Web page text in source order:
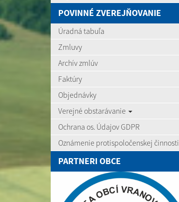
POVINNÉ ZVEREJŇOVANIE
Úradná tabuľa
Zmluvy
Archív zmlúv
Faktúry
Objednávky
Verejné obstarávanie
Ochrana os. Údajov GDPR
Oznámenie protispoločenskej činnosti
PARTNERI OBCE